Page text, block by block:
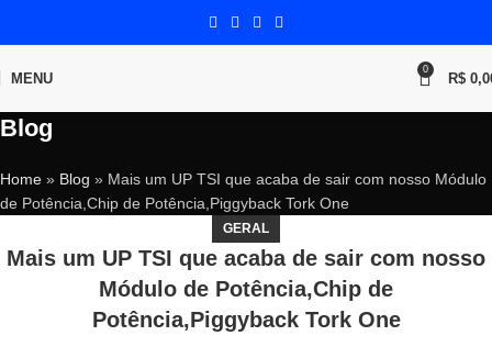
MENU
0
R$
Blog
Home » Blog » Mais um UP TSI que acaba de sair com nosso Módulo
de Potência,Chip de Potência,Piggyback Tork One
GERAL
Mais um UP TSI que acaba de sair com nosso
Módulo de Potência,Chip de
Potência,Piggyback Tork One